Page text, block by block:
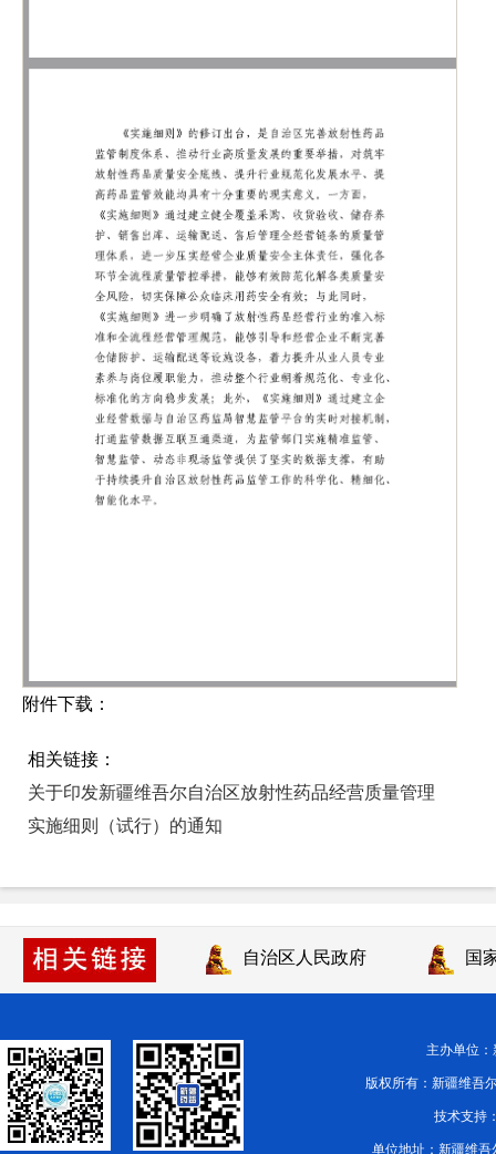
附件下载：
相关链接：
关于印发新疆维吾尔自治区放射性药品经营质量管理
实施细则（试行）的通知
自治区人民政府 国
主办单位
版权所有：新疆维吾
技术支持
单位地址：新疆维